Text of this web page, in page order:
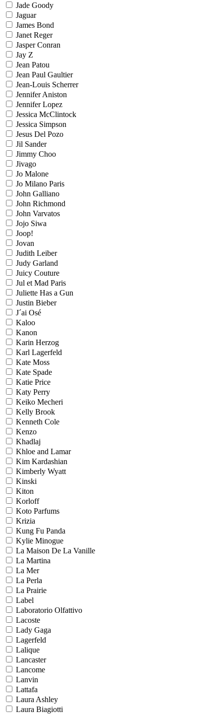
Jade Goody
Jaguar
James Bond
Janet Reger
Jasper Conran
Jay Z
Jean Patou
Jean Paul Gaultier
Jean-Louis Scherrer
Jennifer Aniston
Jennifer Lopez
Jessica McClintock
Jessica Simpson
Jesus Del Pozo
Jil Sander
Jimmy Choo
Jivago
Jo Malone
Jo Milano Paris
John Galliano
John Richmond
John Varvatos
Jojo Siwa
Joop!
Jovan
Judith Leiber
Judy Garland
Juicy Couture
Jul et Mad Paris
Juliette Has a Gun
Justin Bieber
J´ai Osé
Kaloo
Kanon
Karin Herzog
Karl Lagerfeld
Kate Moss
Kate Spade
Katie Price
Katy Perry
Keiko Mecheri
Kelly Brook
Kenneth Cole
Kenzo
Khadlaj
Khloe and Lamar
Kim Kardashian
Kimberly Wyatt
Kinski
Kiton
Korloff
Koto Parfums
Krizia
Kung Fu Panda
Kylie Minogue
La Maison De La Vanille
La Martina
La Mer
La Perla
La Prairie
Label
Laboratorio Olfattivo
Lacoste
Lady Gaga
Lagerfeld
Lalique
Lancaster
Lancome
Lanvin
Lattafa
Laura Ashley
Laura Biagiotti